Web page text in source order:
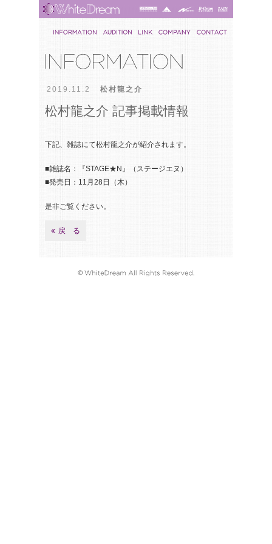
2019.11.2 松村龍之介
松村龍之介 記事掲載情報
下記、雑誌にて松村龍之介が紹介されます。
■雑誌名：『STAGE★N』（ステージエヌ）
■発売日：11月28日（木）
是非ご覧ください。
戻 る